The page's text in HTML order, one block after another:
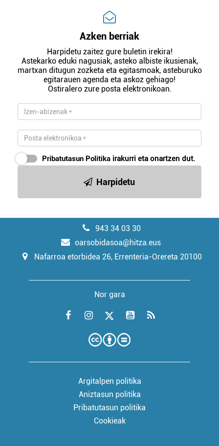
Azken berriak
Harpidetu zaitez gure buletin irekira!
Astekarko eduki nagusiak, asteko albiste ikusienak,
martxan ditugun zozketa eta egitasmoak, asteburuko
egitarauen agenda eta askoz gehiago!
Ostiralero zure posta elektronikoan.
Pribatutasun Politika irakurri eta onartzen dut.
Harpidetu
943 34 03 30
oarsobidasoa@hitza.eus
Nafarroa etorbidea 26, Errenteria-Orereta 20100
Nor gara
Argitalpen politika
Aniztasun politika
Pribatutasun politika
Cookieak